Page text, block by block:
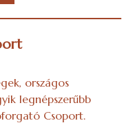
országos
legnépszerűbb
Csoport.